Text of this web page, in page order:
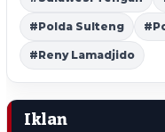
#Polda Sulteng
#Reny Lamadjido
Iklan